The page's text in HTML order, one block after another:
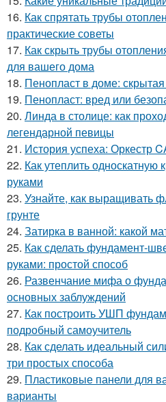
16. Как спрятать трубы
практические советы
17. Как скрыть трубы
для вашего дома
18. Пенопласт в доме:
19. Пенопласт: вред или
20. Линда в столице: как
легендарной певицы
21. История успеха: Оркестр
22. Как утеплить
руками
23. Узнайте, как выращивать
грунте
24. Затирка в ванной: какой
25. Как сделать фундамент-
руками: простой способ
26. Развенчание мифа о
основных заблуждений
27. Как построить УШП
подробный самоучитель
28. Как сделать идеальный
три простых способа
29. Пластиковые панели для
варианты